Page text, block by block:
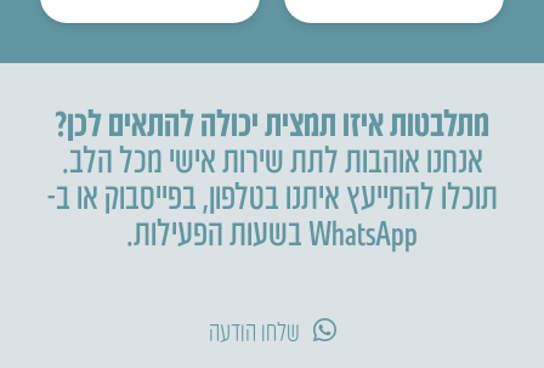
מתלבטות איזו תמצית יכולה להתאים לכן?
אנחנו אוהבות לתת שירות אישי מכל הלב.
תוכלו להתייעץ איתנו בטלפון,בפייסבוק או ב-
WhatsApp בשעות הפעילות.
שלחו הודעה